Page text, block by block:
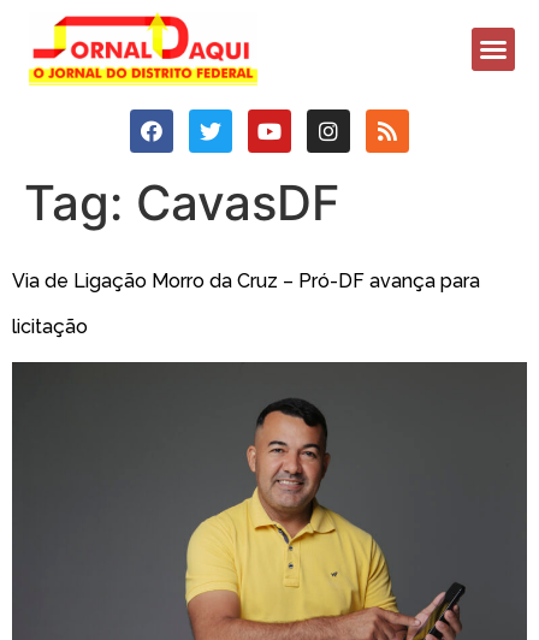
Tag: CavasDF
Via de Ligação Morro da Cruz – Pró-DF avança para
licitação